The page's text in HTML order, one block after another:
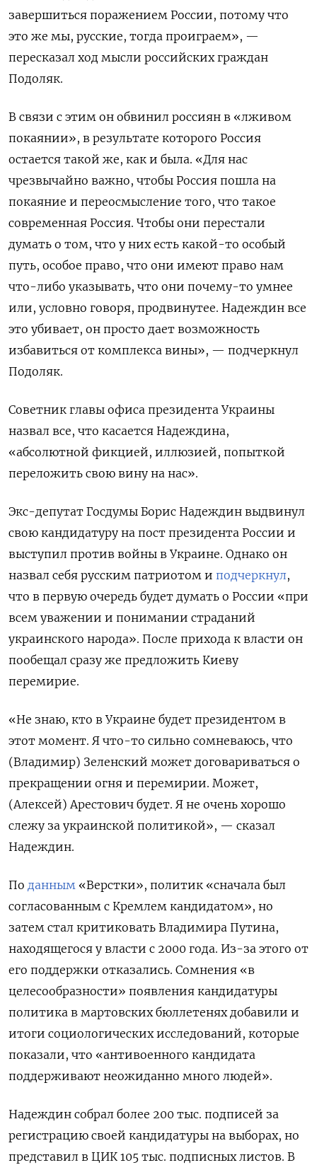
завершиться поражением России, потому что
это же мы, русские, тогда проиграем», —
пересказал ход мысли российских граждан
Подоляк.
В связи с этим он обвинил россиян в «лживом
покаянии», в результате которого Россия
остается такой же, как и была. «Для нас
чрезвычайно важно, чтобы Россия пошла на
покаяние и переосмысление того, что такое
современная Россия. Чтобы они перестали
думать о том, что у них есть какой-то особый
путь, особое право, что они имеют право нам
что-либо указывать, что они почему-то умнее
или, условно говоря, продвинутее. Надеждин все
это убивает, он просто дает возможность
избавиться от комплекса вины», — подчеркнул
Подоляк.
Советник главы офиса президента Украины
назвал все, что касается Надеждина,
«абсолютной фикцией, иллюзией, попыткой
переложить свою вину на нас».
Экс-депутат Госдумы Борис Надеждин выдвинул
свою кандидатуру на пост президента России и
выступил против войны в Украине. Однако он
назвал себя русским патриотом и подчеркнул,
что в первую очередь будет думать о России «при
всем уважении и понимании страданий
украинского народа». После прихода к власти он
пообещал сразу же предложить Киеву
перемирие.
«Не знаю, кто в Украине будет президентом в
этот момент. Я что-то сильно сомневаюсь, что
(Владимир) Зеленский может договариваться о
прекращении огня и перемирии. Может,
(Алексей) Арестович будет. Я не очень хорошо
слежу за украинской политикой», — сказал
Надеждин.
По данным «Верстки», политик «сначала был
согласованным с Кремлем кандидатом», но
затем стал критиковать Владимира Путина,
находящегося у власти с 2000 года. Из-за этого от
его поддержки отказались. Сомнения «в
целесообразности» появления кандидатуры
политика в мартовских бюллетенях добавили и
итоги социологических исследований, которые
показали, что «антивоенного кандидата
поддерживают неожиданно много людей».
Надеждин собрал более 200 тыс. подписей за
регистрацию своей кандидатуры на выборах, но
представил в ЦИК 105 тыс. подписных листов. В